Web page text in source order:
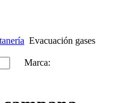
Evacuación gases
Marca: